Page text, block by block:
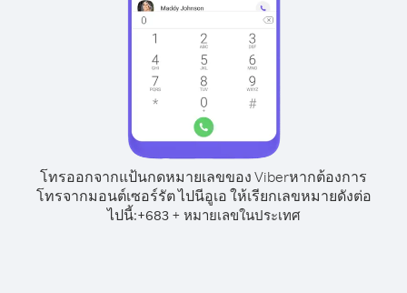
โทรออกจากแป้นกดหมายเลขของ Viberหากต้องการ
โทรจากมอนต์เซอร์รัต ไปนีอูเอ ให้เรียกเลขหมายดังต่อ
ไปนี้:+683+ หมายเลขในประเทศ